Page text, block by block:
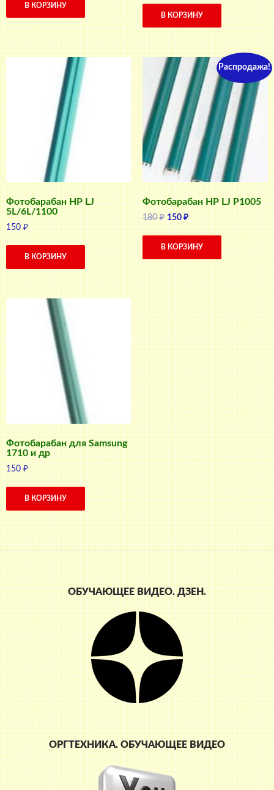
В КОРЗИНУ
В КОРЗИНУ
Фотобарабан HP LJ
5L/6L/1100
150₽
В КОРЗИНУ
Распродажа!
Фотобарабан HP LJ P1005
180₽ Первоначальная
цена
составляла
150₽Текущая
цена:
150 ₽.
В КОРЗИНУ
Фотобарабан для Samsung
1710 и др
150₽
В КОРЗИНУ
ОБУЧАЮЩЕЕ ВИДЕО. ДЗЕН.
ОРГТЕХНИКА. ОБУЧАЮЩЕЕ ВИДЕО